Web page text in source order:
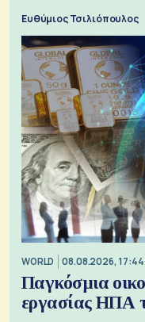
Ευθύμιος Τσιλιόπουλος
WORLD 08.08.2026, 17:44
Παγκόσμια
εργασίας ΗΠΑ